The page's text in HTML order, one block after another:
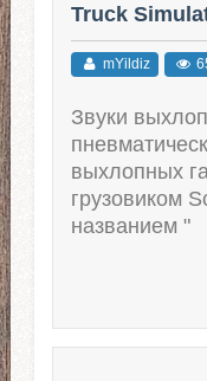
Truck
mYildiz
Звуки
выхлопных
грузовиком
названием "